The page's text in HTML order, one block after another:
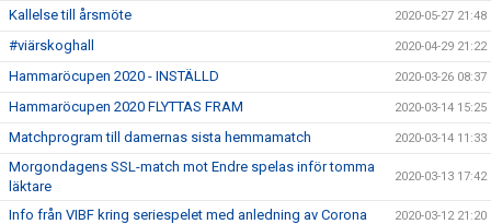
Kallelse till årsmöte 2020-05-27 21:48
#viärskoghall 2020-04-29 21:22
Hammaröcupen 2020 - INSTÄLLD 2020-03-26 08:37
Hammaröcupen 2020 FLYTTAS FRAM 2020-03-14 15:25
Matchprogram till damernas sista hemmamatch 2020-03-14 11:33
Morgondagens SSL-match mot Endre spelas inför tomma
läktare
2020-03-13 17:42
Info från VIBF kring seriespelet med anledning av Corona 2020-03-12 21:20